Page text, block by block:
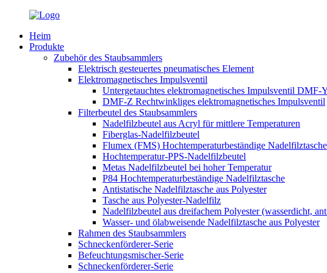
Heim
Produkte
Zubehör des Staubsammlers
Elektrisch gesteuertes pneumatisches Element
Elektromagnetisches Impulsventil
Untergetauchtes elektromagnetisches Impulsventil DMF-
DMF-Z Rechtwinkliges elektromagnetisches Impulsventil
Filterbeutel des Staubsammlers
Nadelfilzbeutel aus Acryl für mittlere Temperaturen
Fiberglas-Nadelfilzbeutel
Flumex (FMS) Hochtemperaturbeständige Nadelfilztasche
Hochtemperatur-PPS-Nadelfilzbeutel
Metas Nadelfilzbeutel bei hoher Temperatur
P84 Hochtemperaturbeständige Nadelfilztasche
Antistatische Nadelfilztasche aus Polyester
Tasche aus Polyester-Nadelfilz
Nadelfilzbeutel aus dreifachem Polyester (wasserdicht,
Wasser- und ölabweisende Nadelfilztasche aus Polyester
Rahmen des Staubsammlers
Schneckenförderer-Serie
Befeuchtungsmischer-Serie
Schneckenförderer-Serie